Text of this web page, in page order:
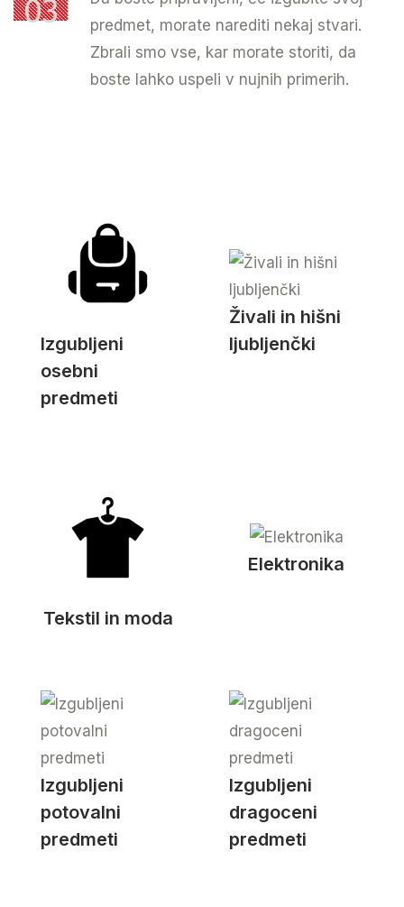
03
predmet, morate narediti nekaj stvari.
Zbrali smo vse, kar morate storiti, da
boste lahko uspeli v nujnih primerih.
Izgubljeni
osebni
predmeti
Živali in hišni
ljubljenčki
Tekstil in moda
Elektronika
Izgubljeni
potovalni
predmeti
Izgubljeni
dragoceni
predmeti